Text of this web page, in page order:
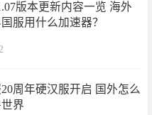
版本更新内容一览 海外
服用什么加速器？
周年硬汉服开启 国外怎么
界